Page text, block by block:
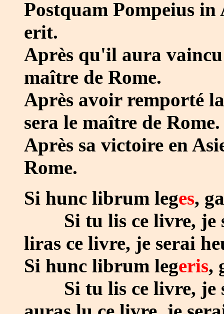
Postquam Pompeius
erit.
Après qu'il aura vaincu
maître de Rome.
Après avoir remporté
sera le maître de Rome.
Après sa victoire en
Rome.
Si hunc librum leges,
Si tu lis ce livre, je
liras ce livre, je serai
Si hunc librum legeris,
Si tu lis ce livre, je